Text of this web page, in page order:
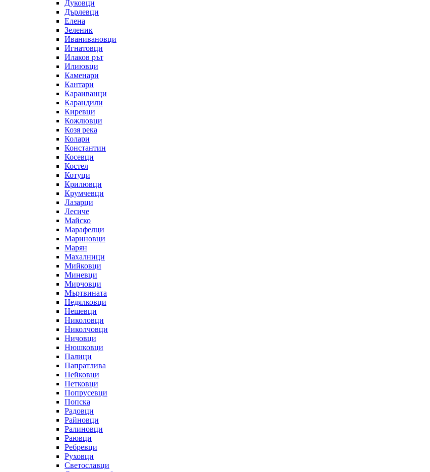
Дуковци
Дърлевци
Елена
Зеленик
Иванивановци
Игнатовци
Илаков рът
Илиювци
Каменари
Кантари
Караиванци
Карандили
Киревци
Кожлювци
Козя река
Колари
Константин
Косевци
Костел
Котуци
Крилювци
Крумчевци
Лазарци
Лесиче
Майско
Марафелци
Мариновци
Марян
Махалници
Мийковци
Миневци
Мирчовци
Мъртвината
Недялковци
Нешевци
Николовци
Николчовци
Ничовци
Нюшковци
Палици
Папратлива
Пейковци
Петковци
Попрусевци
Попска
Радовци
Райновци
Ралиновци
Раювци
Ребревци
Руховци
Светославци